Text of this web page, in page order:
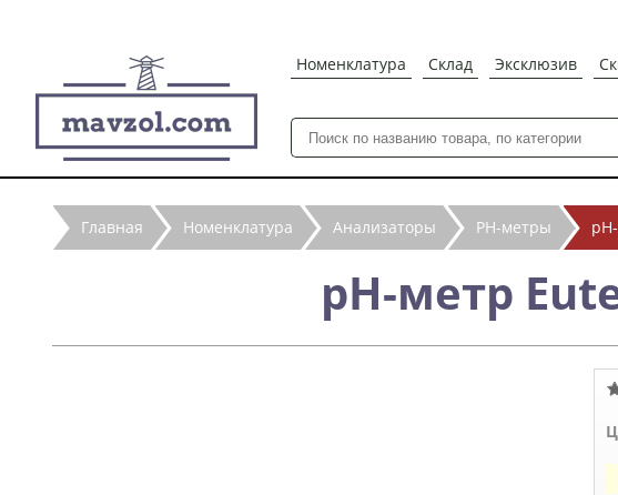
Номенклатура Склад Эксклюзив
Главная Номенклатура Анализаторы РН-метры
рН-метр